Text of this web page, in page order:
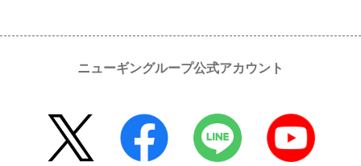
ニューギングループ公式アカウント